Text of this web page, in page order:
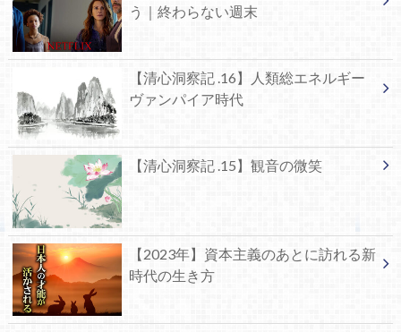
う｜終わらない週末
【清心洞察記 .16】人類総エネルギー
ヴァンパイア時代
【清心洞察記 .15】観音の微笑
【2023年】資本主義のあとに訪れる新
時代の生き方